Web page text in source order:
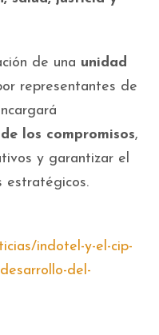
de una unidad
representantes de
los compromisos,
y garantizar el
estratégicos.
indotel-y-el-cip-
del-